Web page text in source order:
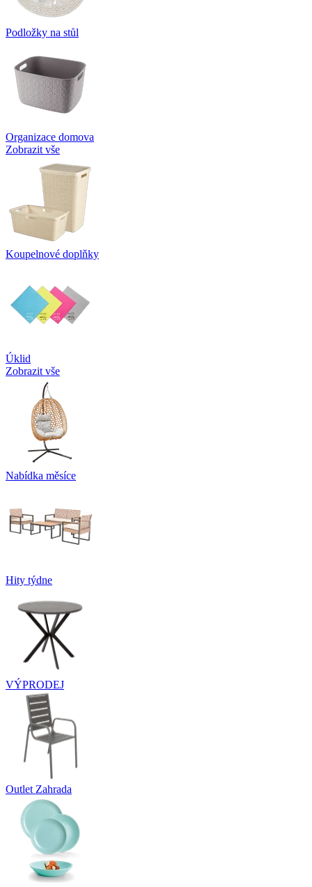
Podložky na stůl
Organizace domova
Zobrazit vše
Koupelnové doplňky
Úklid
Zobrazit vše
Nabídka měsíce
Hity týdne
VÝPRODEJ
Outlet Zahrada